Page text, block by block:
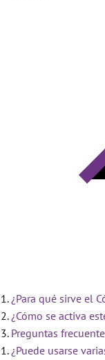
¿Para qué sirve el
¿Cómo se activa
Preguntas
¿Puede usarse